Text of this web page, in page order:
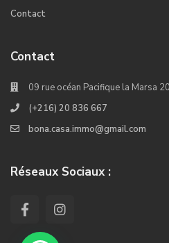
Contact
Contact
09 rue océan Pacifique la Marsa
(+216) 20 836 667
bona.casa.immo@gmail.com
Réseaux Sociaux :